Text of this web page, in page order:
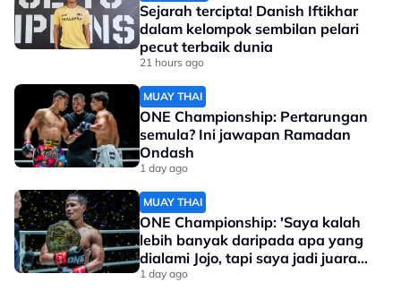
Sejarah tercipta! Danish Iftikhar
dalam kelompok sembilan pelari
pecut terbaik dunia
21 hours ago
MUAY THAI
ONE Championship: Pertarungan
semula? Ini jawapan Ramadan
Ondash
1 day ago
MUAY THAI
ONE Championship: 'Saya kalah
lebih banyak daripada apa yang
dialami Jojo, tapi saya jadi juara
dunia'
1 day ago